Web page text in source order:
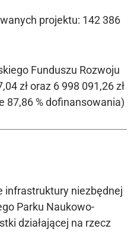
projektu: 142 386
Funduszu Rozwoju
zł oraz 6 998 091,26 zł
87,86 % dofinansowania)
infrastruktury niezbędnej
Parku Naukowo-
działającej na rzecz